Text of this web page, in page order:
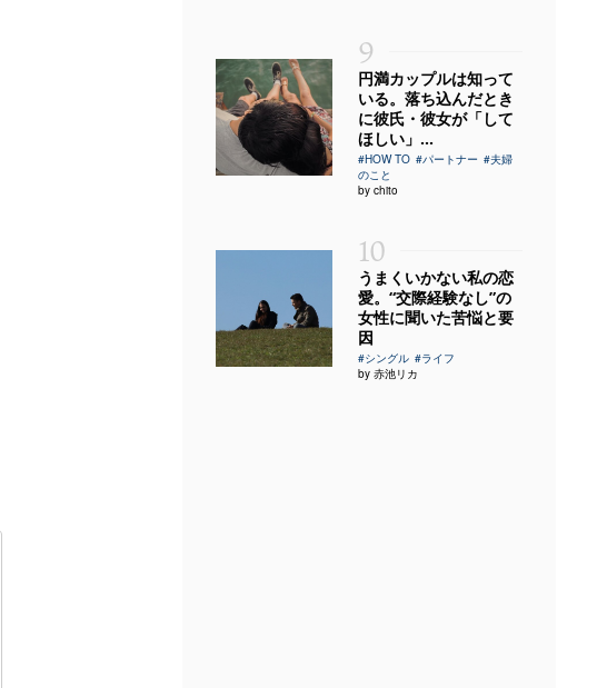
9
円満カップルは知って
いる。落ち込んだとき
に彼氏・彼女が「して
ほしい」...
#HOW TO #パートナー #夫婦
のこと
by chito
10
うまくいかない私の恋
愛。“交際経験なし”の
女性に聞いた苦悩と要
因
#シングル #ライフ
by 赤池リカ